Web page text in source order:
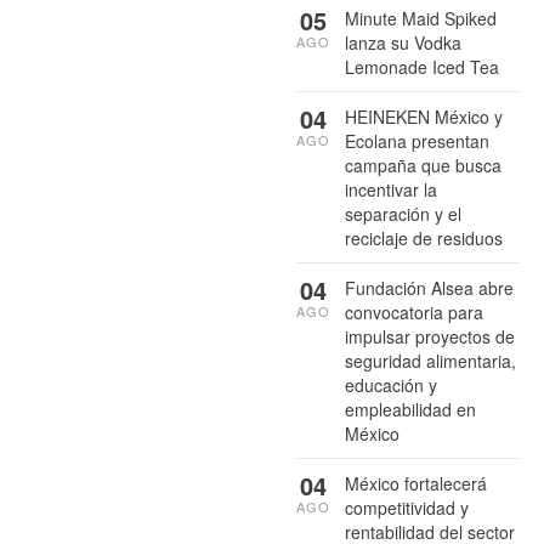
Minute Maid Spiked
lanza su Vodka
Lemonade Iced Tea
05
AGO
HEINEKEN México y
Ecolana presentan
campaña que busca
incentivar la
separación y el
reciclaje de residuos
04
AGO
Fundación Alsea abre
convocatoria para
impulsar proyectos de
seguridad alimentaria,
educación y
empleabilidad en
México
04
AGO
México fortalecerá
competitividad y
rentabilidad del sector
04
AGO